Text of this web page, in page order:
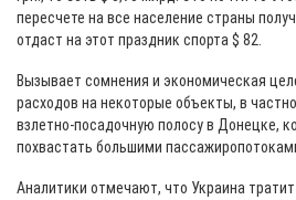
пересчете на все население страны
отдаст на этот праздник спорта $ 82.
Вызывает сомнения и экономическая
расходов на некоторые объекты, в
взлетно-посадочную полосу в Донецке,
похвастать большими
Аналитики отмечают, что Украина